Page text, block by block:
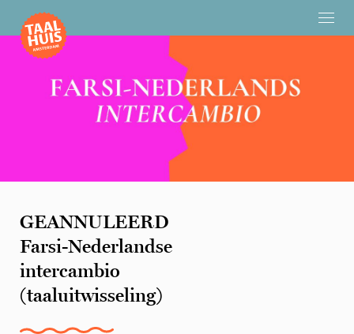
GEANNULEERD
Farsi-Nederlandse
intercambio
(taaluitwisseling)